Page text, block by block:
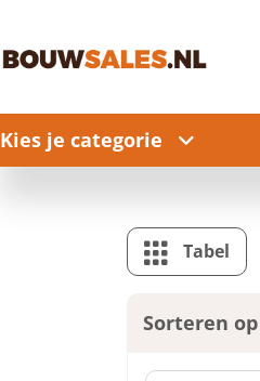
Kies je categorie
Tabel
Sorteren op